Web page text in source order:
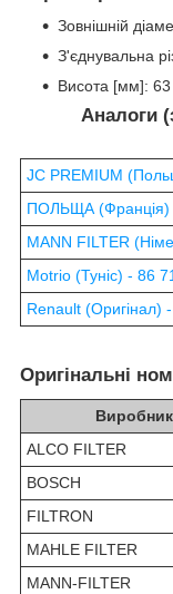
Зовнішній
З'єднувальна
Висота [мм]: 63
Аналоги
JC PREMIUM
ПОЛЬЩА (Франція)
MANN FILTER
Motrio (Туніс) - 86
Renault (Оригінал)
Оригінальні
Виробник
ALCO FILTER
BOSCH
FILTRON
MAHLE FILTER
MANN-FILTER